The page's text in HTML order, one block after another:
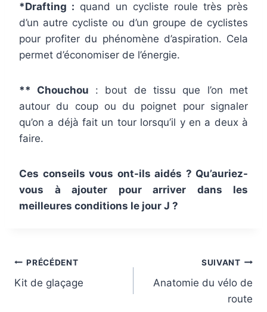
*Drafting : quand un cycliste roule très près
d’un autre cycliste ou d’un groupe de cyclistes
pour profiter du phénomène d’aspiration. Cela
permet d’économiser de l’énergie.
** Chouchou : bout de tissu que l’on met
autour du coup ou du poignet pour signaler
qu’on a déjà fait un tour lorsqu’il y en a deux à
faire.
Ces conseils vous ont-ils aidés ? Qu’auriez-
vous à ajouter pour arriver dans les
meilleures conditions le jour J ?
Navigation
de
PRÉCÉDENT
Kit de glaçage
SUIVANT
Anatomie du vélo de
route